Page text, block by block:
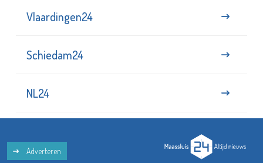
Vlaardingen24
Schiedam24
NL24
Adverteren